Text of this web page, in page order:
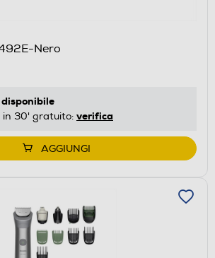
Nero
disponibile
in 30' gratuito: verifica
AGGIUNGI